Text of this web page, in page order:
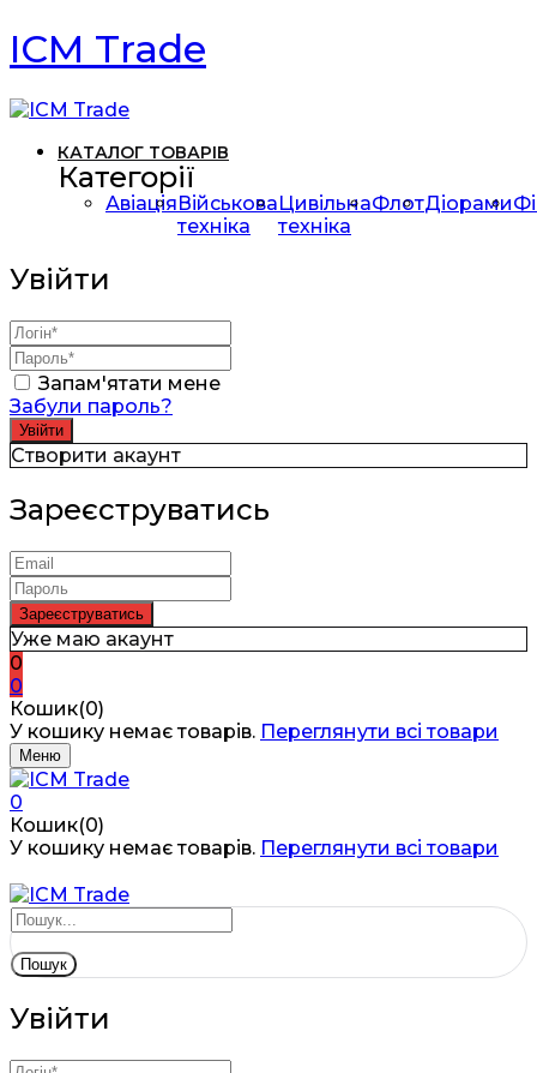
ICM Trade
КАТАЛОГ ТОВАРІВ
Категорії
АвіаціяВійськова
техніка
Цивільна
техніка
ФлотДіорами
Увійти
Запам'ятати мене
Забули пароль?
Створити акаунт
Зареєструватись
Уже маю акаунт
0
0
Кошик(0)
У кошику немає товарів. Переглянути всі товари
Меню
0
Кошик(0)
У кошику немає товарів. Переглянути всі товари
Пошук
Увійти